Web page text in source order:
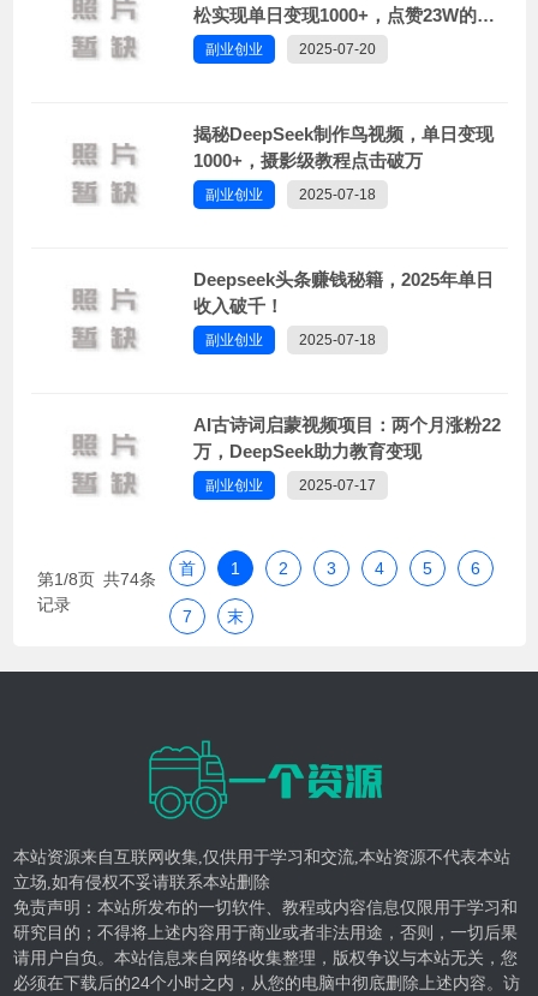
松实现单日变现1000+，点赞23W的惊
人效果！
副业创业 2025-07-20
揭秘DeepSeek制作鸟视频，单日变现
1000+，摄影级教程点击破万
副业创业 2025-07-18
Deepseek头条赚钱秘籍，2025年单日
收入破千！
副业创业 2025-07-18
AI古诗词启蒙视频项目：两个月涨粉22
万，DeepSeek助力教育变现
副业创业 2025-07-17
第1/8页 共74条
记录
首 1 2 3 4 5 6
7 末
本站资源来自互联网收集,仅供用于学习和交流,本站资源不代表本站
立场,如有侵权不妥请联系本站删除
免责声明：本站所发布的一切软件、教程或内容信息仅限用于学习和
研究目的；不得将上述内容用于商业或者非法用途，否则，一切后果
请用户自负。本站信息来自网络收集整理，版权争议与本站无关，您
必须在下载后的24个小时之内，从您的电脑中彻底删除上述内容。访